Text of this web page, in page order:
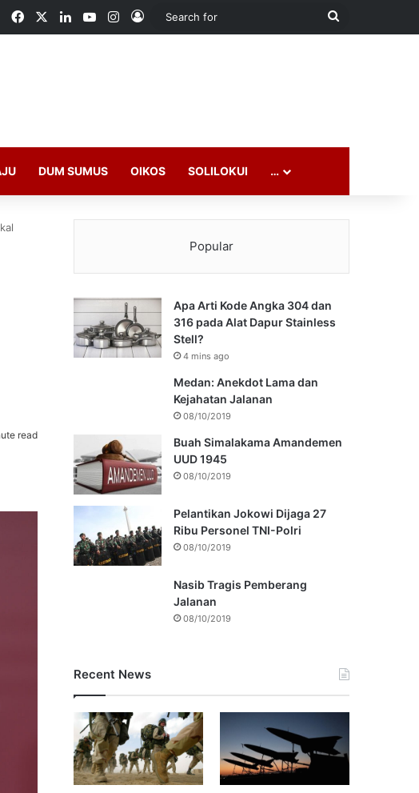
FacebookLinkedInYouTubeInstagram
Log In
Search
DUM SUMUS OIKOS SOLILOKUI …
read
Popular
Apa Arti Kode Angka 304 dan
316 pada Alat Dapur Stainless
Stell?
4 mins ago
Medan: Anekdot Lama dan
Kejahatan Jalanan
08/10/2019
Buah Simalakama Amandemen
UUD 1945
08/10/2019
Pelantikan Jokowi Dijaga 27
Ribu Personel TNI-Polri
08/10/2019
Nasib Tragis Pemberang
Jalanan
08/10/2019
Recent News